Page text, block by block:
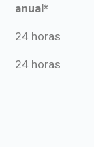
anual*
*Pagamento
de crédito
24 horas
24 horas